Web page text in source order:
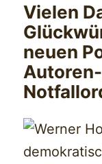
Vielen
neuen